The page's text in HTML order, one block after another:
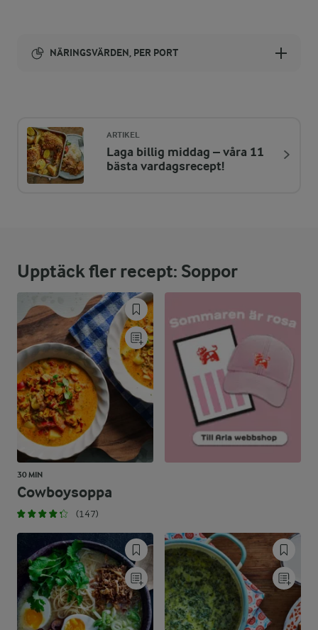
NÄRINGSVÄRDEN, PER PORT
ENERGIDISTRIBUTION %
NÄRINGSVÄRDEN PER PORT
Fett:
46,6 %
27,4 g
Kolhydrater:
34,3 %
44 g
ARTIKEL
Laga billig middag – våra 11
bästa vardagsrecept!
Upptäck fler recept: Soppor
30 MIN
Cowboysoppa
(147)